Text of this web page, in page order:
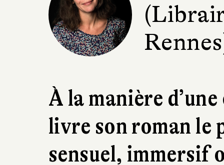
À la manière
livre son roman le
sensuel, immersif